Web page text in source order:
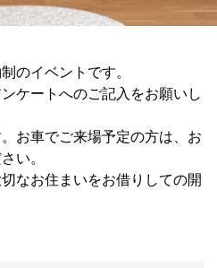
のイベントです。
ケートへのご記入をお願いし
お車でご来場予定の方は、お
い。
なお住まいをお借りしての開